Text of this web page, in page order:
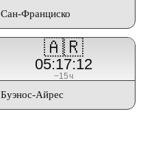
Сан-Франциско
🇦🇷
05:17:12
−15ч
Буэнос-Айрес